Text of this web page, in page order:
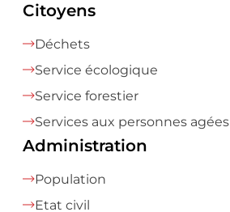
Citoyens
Déchets
Service écologique
Service forestier
Services aux personnes agées
Administration
Population
Etat civil